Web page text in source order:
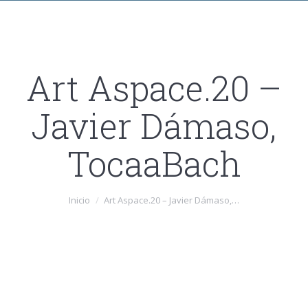
Art Aspace.20 –
Javier Dámaso,
TocaaBach
Inicio Art Aspace.20 – Javier Dámaso,…